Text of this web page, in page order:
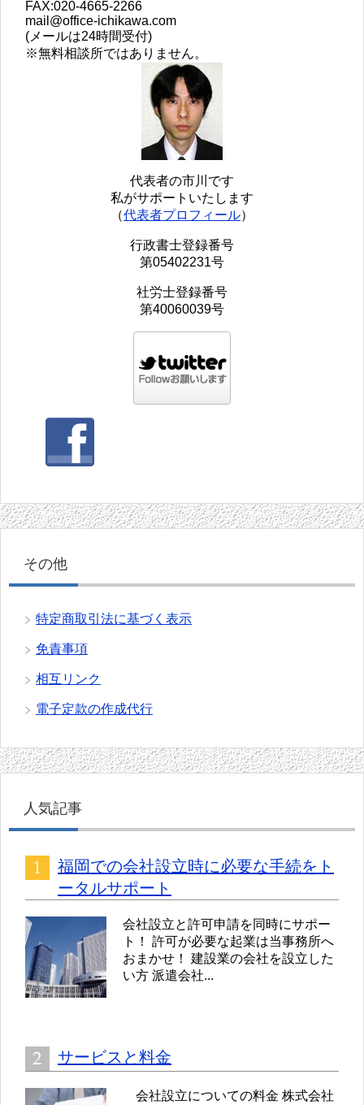
FAX:020-4665-2266
mail@office-ichikawa.com
(メールは24時間受付)
※無料相談所ではありません。
代表者の市川です
私がサポートいたします
（代表者プロフィール）
行政書士登録番号
第05402231号
社労士登録番号
第40060039号
その他
特定商取引法に基づく表示
免責事項
相互リンク
電子定款の作成代行
人気記事
福岡での会社設立時に必要な手続をト
ータルサポート
会社設立と許可申請を同時にサポー
ト！ 許可が必要な起業は当事務所へ
おまかせ！ 建設業の会社を設立した
い方 派遣会社...
サービスと料金
会社設立についての料金 株式会社